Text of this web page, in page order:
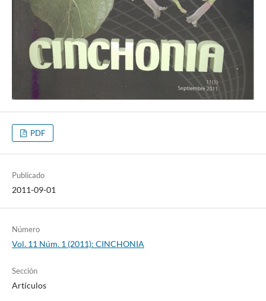
PDF
Publicado
2011-09-01
Número
Vol. 11 Núm. 1 (2011): CINCHONIA
Sección
Artículos